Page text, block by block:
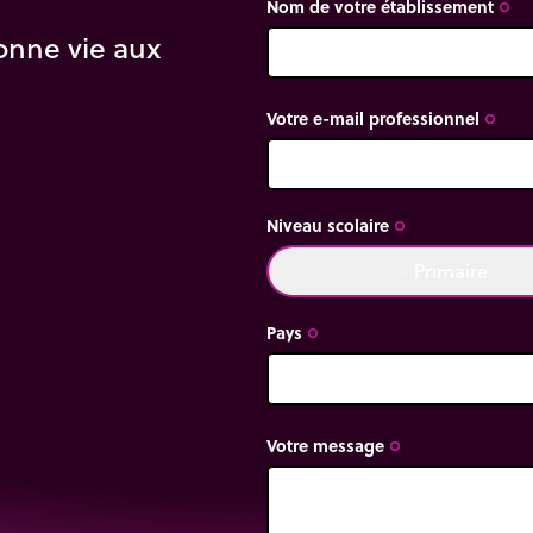
situé au
initiale.
vie aux
Nom de votre établissement trip_origin
Votre e-mail professionnel trip_origin
Niveau scolaire trip_origin
Pays trip_origin
Votre message trip_origin